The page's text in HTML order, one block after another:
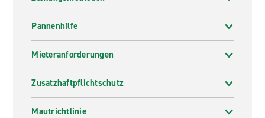
Pannenhilfe
Mieteranforderungen
Zusatzhaftpflichtschutz
Mautrichtlinie